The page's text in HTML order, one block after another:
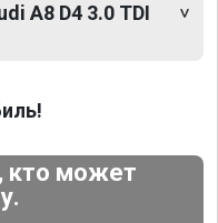
A8 D4 3.0 TDI
кто может